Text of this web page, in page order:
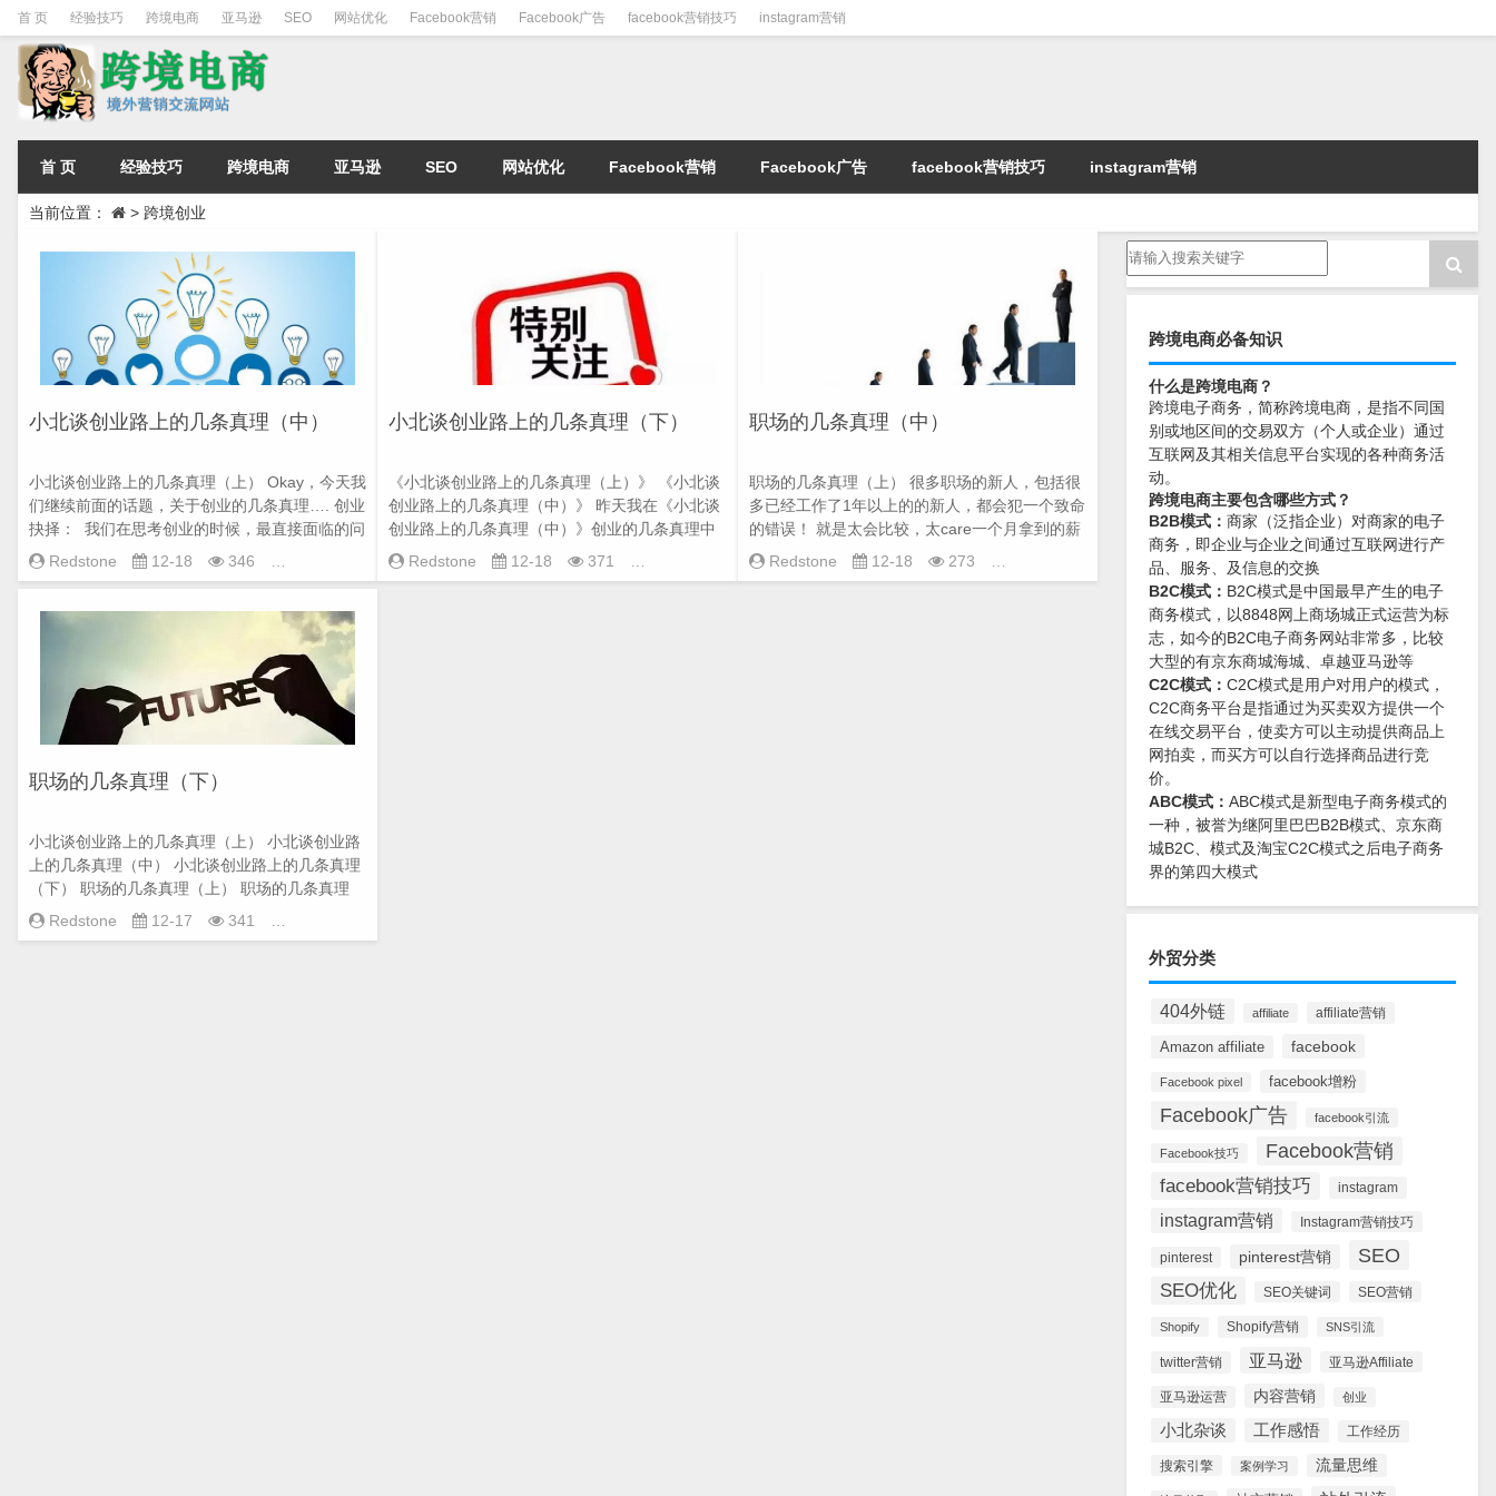
首 页 经验技巧 跨境电商 亚马逊 SEO 网站优化 Facebook营销 Facebook广告 facebook营销技巧 instagram营销
首 页 经验技巧 跨境电商 亚马逊 SEO 网站优化 Facebook营销 Facebook广告 facebook营销技巧 instagram营销
当前位置： > 跨境创业
​小北谈创业路上的几条真理（中）
小北谈创业路上的几条真理（上） Okay，今天我
们继续前面的话题，关于创业的几条真理…. 创业
抉择： 我们在思考创业的时候，最直接面临的问
题是...Redstone 12-18 346
跨境电商
小北谈创业路上的几条真理（下）
《小北谈创业路上的几条真理（上）》 《小北谈
创业路上的几条真理（中）》 昨天我在《小北谈
创业路上的几条真理（中）》创业的几条真理中
写了几点大家在创业...
Redstone 12-18 371
职场的几条真理（中）
职场的几条真理（上） 很多职场的新人，包括很
多已经工作了1年以上的的新人，都会犯一个致命
的错误！ 就是太会比较，太care一个月拿到的薪
资！ 说这句...
Redstone 12-18 273
职场的几条真理（下）
小北谈创业路上的几条真理（上） 小北谈创业路
上的几条真理（中） 小北谈创业路上的几条真理
（下） 职场的几条真理（上） 职场的几条真理
（中） ...
Redstone 12-17 341
跨境电商必备知识
什么是跨境电商？
跨境电子商务，简称跨境电商，是指不同国
别或地区间的交易双方（个人或企业）通过
互联网及其相关信息平台实现的各种商务活
动。
跨境电商主要包含哪些方式？
B2B模式： 商家（泛指企业）对商家的电子
商务，即企业与企业之间通过互联网进行产
品、服务、及信息的交换
B2C模式： B2C模式是中国最早产生的电子
商务模式，以8848网上商场城正式运营为标
志，如今的B2C电子商务网站非常多，比较
大型的有京东商城海城、卓越亚马逊等
C2C模式： C2C模式是用户对用户的模式，
C2C商务平台是指通过为买卖双方提供一个
在线交易平台，使卖方可以主动提供商品上
网拍卖，而买方可以自行选择商品进行竞
价。
ABC模式： ABC模式是新型电子商务模式的
一种，被誉为继阿里巴巴B2B模式、京东商
城B2C、模式及淘宝C2C模式之后电子商务
界的第四大模式
外贸分类
404外链 affiliate affiliate营销
Amazon affiliate facebook
Facebook pixel facebook增粉
Facebook广告 facebook引流
Facebook技巧 Facebook营销
facebook营销技巧 instagram
instagram营销 Instagram营销技巧
pinterest pinterest营销 SEO
SEO优化 SEO关键词 SEO营销
Shopify Shopify营销 SNS引流
twitter营销 亚马逊 亚马逊Affiliate
亚马逊运营 内容营销 创业
小北杂谈 工作感悟 工作经历
搜索引擎 案例学习 流量思维